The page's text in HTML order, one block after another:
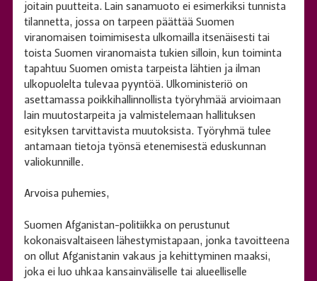
joitain puutteita. Lain sanamuoto ei esimerkiksi tunnista
tilannetta, jossa on tarpeen päättää Suomen
viranomaisen toimimisesta ulkomailla itsenäisesti tai
toista Suomen viranomaista tukien silloin, kun toiminta
tapahtuu Suomen omista tarpeista lähtien ja ilman
ulkopuolelta tulevaa pyyntöä. Ulkoministeriö on
asettamassa poikkihallinnollista työryhmää arvioimaan
lain muutostarpeita ja valmistelemaan hallituksen
esityksen tarvittavista muutoksista. Työryhmä tulee
antamaan tietoja työnsä etenemisestä eduskunnan
valiokunnille.
Arvoisa puhemies,
Suomen Afganistan-politiikka on perustunut
kokonaisvaltaiseen lähestymistapaan, jonka tavoitteena
on ollut Afganistanin vakaus ja kehittyminen maaksi,
joka ei luo uhkaa kansainväliselle tai alueelliselle